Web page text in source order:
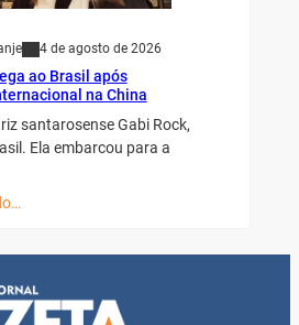
4 de agosto de 2026
ao Brasil após
na China
santarosense Gabi Rock,
Ela embarcou para a